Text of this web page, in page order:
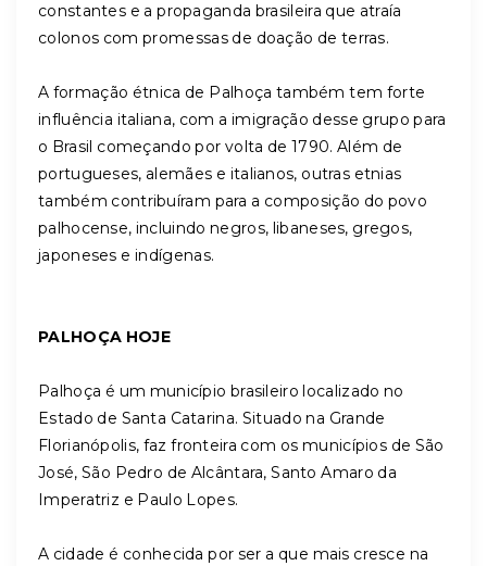
constantes e a propaganda brasileira que atraía
colonos com promessas de doação de terras.
A formação étnica de Palhoça também tem forte
influência italiana, com a imigração desse grupo para
o Brasil começando por volta de 1790. Além de
portugueses, alemães e italianos, outras etnias
também contribuíram para a composição do povo
palhocense, incluindo negros, libaneses, gregos,
japoneses e indígenas.
PALHOÇA HOJE
Palhoça é um município brasileiro localizado no
Estado de Santa Catarina. Situado na Grande
Florianópolis, faz fronteira com os municípios de São
José, São Pedro de Alcântara, Santo Amaro da
Imperatriz e Paulo Lopes.
A cidade é conhecida por ser a que mais cresce na